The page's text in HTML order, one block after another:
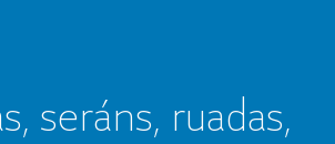
seráns, ruadas,